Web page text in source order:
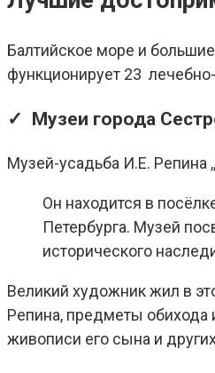
Балтийское море и
функционирует 23
✓ Музеи города
Музей-усадьба И.Е. Репина
Он находится в
Петербурга. Музей
исторического
Великий художник жил в
Репина, предметы обихода
живописи его сына и